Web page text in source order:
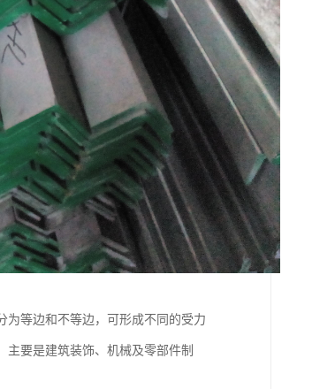
为等边和不等边，可形成不同的受力
要是建筑装饰、机械及零部件制